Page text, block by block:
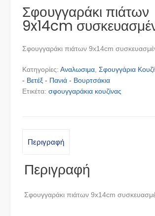
Σφουγγαράκι πιάτων
9x14cm
Σφουγγαράκι πιάτων 9x14cm
Κατηγορίες: Αναλωσιμα, Σφουγγάρια
- Βετέξ - Πανιά - Βουρτσάκια
Ετικέτα: σφουγγαράκια κουζίνας
Περιγραφή
Περιγραφή
Σφουγγαράκι πιάτων 9x14cm